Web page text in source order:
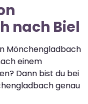
nach Biel
Mönchengladbach
einem
Dann bist du bei
genau